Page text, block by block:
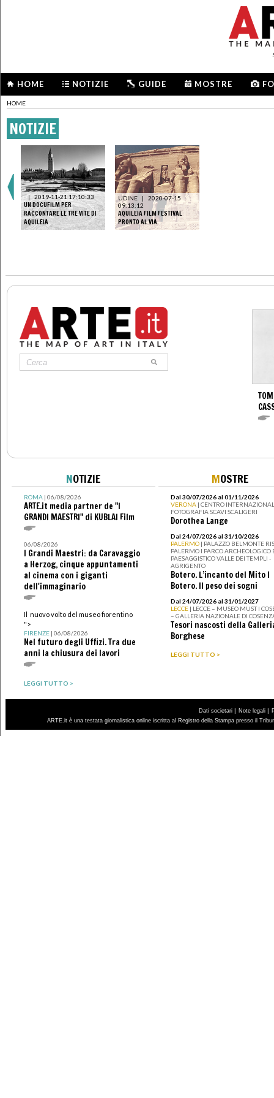
HOME NOTIZIE GUIDE MOSTRE
HOME
NOTIZIE
| 2019-11-21 17:10:33
UN DOCUFILM PER
RACCONTARE LE TRE VITE DI
AQUILEIA
UDINE |
2020-07-15
09:13:12
AQUILEIA FILM FESTIVAL
PRONTO AL VIA
NOTIZIE
ROMA| 06/08/2026
ARTE.it media partner de "I
GRANDI MAESTRI" di KUBLAI Film
06/08/2026
I Grandi Maestri: da Caravaggio
a Herzog, cinque appuntamenti
al cinema con i giganti
dell'immaginario
Il nuovo volto del museo fiorentino
">
FIRENZE| 06/08/2026
Nel futuro degli Uffizi. Tra due
anni la chiusura dei lavori
LEGGI TUTTO >
MOSTRE
Dal 30/07/2026 al 01/11/2026
VERONA | CENTRO
FOTOGRAFIA SCAVI SCALIGERI
Dorothea Lange
Dal 24/07/2026 al 31/10/2026
PALERMO | PALAZZO BELMONTE
PALERMO I PARCO ARCHEOLOGICO
PAESAGGISTICO VALLE DEI TEMPLI -
AGRIGENTO
Botero. L’incanto del Mito I
Botero. Il peso dei sogni
Dal 24/07/2026 al 31/01/2027
LECCE | LECCE – MUSEO MUST I
– GALLERIA NAZIONALE DI
Tesori nascosti della
Borghese
LEGGI TUTTO >
Dati societari | Note legali |
ARTE.it è una testata giornalistica online iscritta al Registro della Stampa presso il